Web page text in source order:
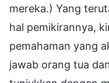
mereka.) Yang
hal pemikirannya,
pemahaman yang
jawab orang tua